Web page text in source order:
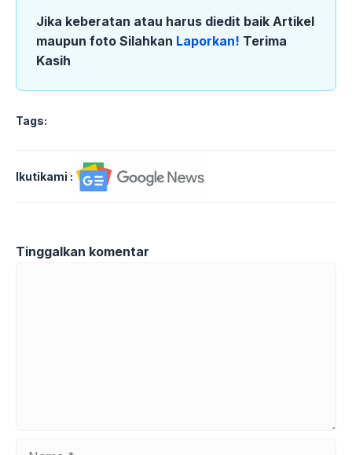
Jika keberatan atau harus diedit baik Artikel
maupun foto Silahkan Laporkan! Terima
Kasih
Tags:
Ikutikami :
Tinggalkan komentar